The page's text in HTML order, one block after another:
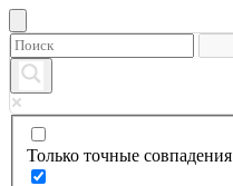
Только точные совпадения